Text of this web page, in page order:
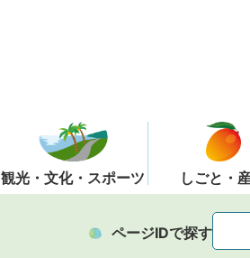
観光・文化・スポーツ しごと・
ページIDで探す